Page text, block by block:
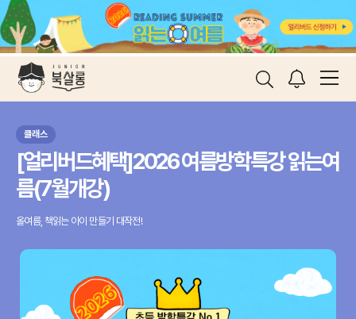
클래스
[얼리버드혜택]2026 여름방학특강 읽는여
름(7월개강)
올여름, 책읽는 아이 만들기 대작전!